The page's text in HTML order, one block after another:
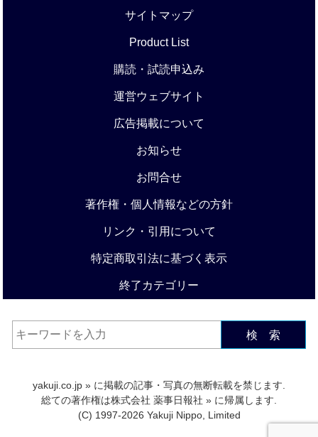
サイトマップ
Product List
購読・試読申込み
運営ウェブサイト
広告掲載について
お知らせ
お問合せ
著作権・個人情報などの方針
リンク・引用について
特定商取引法に基づく表示
終了カテゴリー
検 索
yakuji.co.jp » に掲載の記事・写真の無断転載を禁じます.
総ての著作権は株式会社 薬事日報社 » に帰属します.
(C) 1997-2026 Yakuji Nippo, Limited